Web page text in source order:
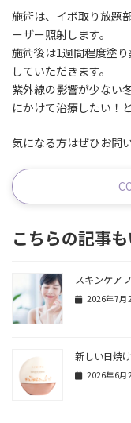
施術は、イボ取り放題
ーザー照射します。
施術後は1週間程度塗
していただきます。
紫外線の影響が少ない
にかけて治療したい！
気になる方はぜひお問
こちらの記事
スキンケア
2026年7月
新しい日焼
2026年6月